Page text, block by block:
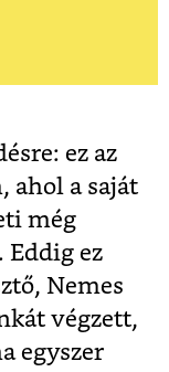
ez az
ahol a saját
még
ez
Nemes
végzett,
egyszer